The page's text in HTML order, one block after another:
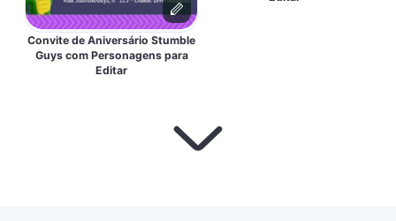
Convite de Aniversário Stumble
Guys com Personagens para
Editar